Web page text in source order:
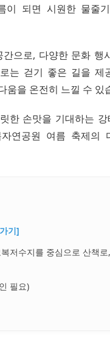
이 되면 시원한 물줄
으로, 다양한 문화 행
는 걷기 좋은 길을 제
움을 온전히 느낄 수 있
한 손맛을 기대하는
연공원 여름 축제의
기]
저수지를 중심으로 산책
필요)